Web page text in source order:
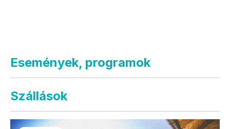
Események, programok
Szállások